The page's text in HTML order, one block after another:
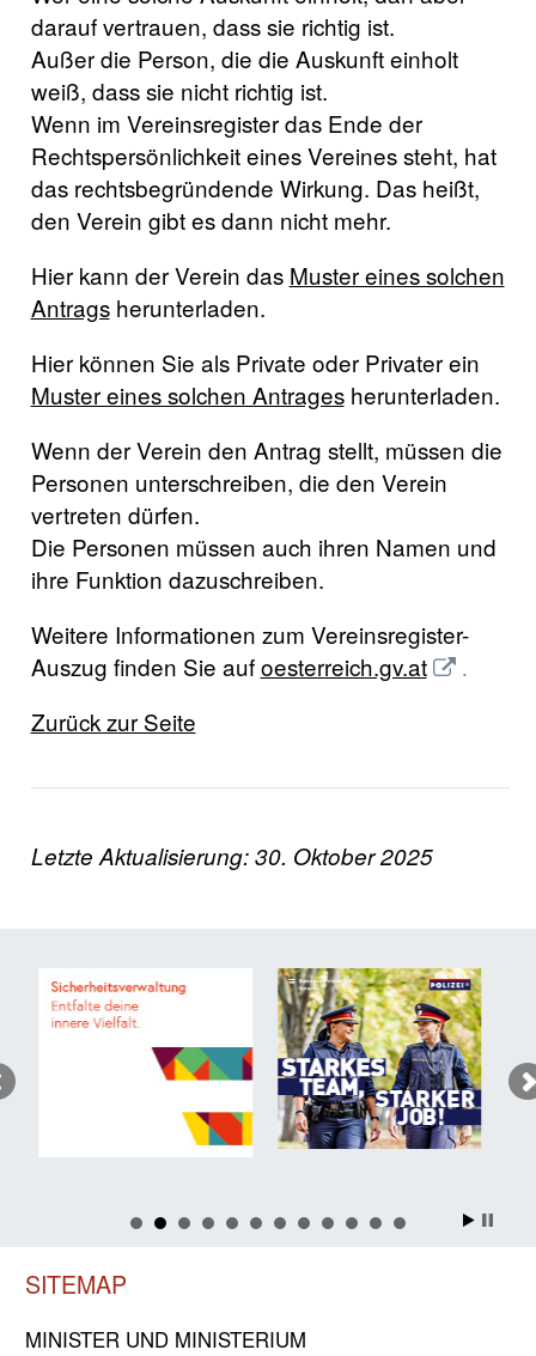
darauf vertrauen, dass sie richtig ist.
Außer die Person, die die Auskunft einholt
weiß, dass sie nicht richtig ist.
Wenn im Vereinsregister das Ende der
Rechtspersönlichkeit eines Vereines steht, hat
das rechtsbegründende Wirkung. Das heißt,
den Verein gibt es dann nicht mehr.
Hier kann der Verein das Muster eines solchen
Antragsherunterladen.
Hier können Sie als Private oder Privater ein
Muster eines solchen Antragesherunterladen.
Wenn der Verein den Antrag stellt, müssen die
Personen unterschreiben, die den Verein
vertreten dürfen.
Die Personen müssen auch ihren Namen und
ihre Funktion dazuschreiben.
Weitere Informationen zum Vereinsregister-
Auszug finden Sie aufoesterreich.gv.at .
Zurück zur Seite
Letzte Aktualisierung: 30. Oktober 2025
SITEMAP
MINISTER UND MINIST­ERIUM